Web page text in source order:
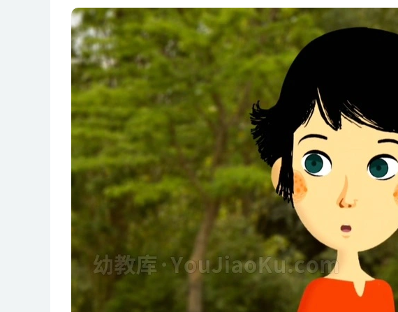
第08集 困境
第09集 美好和美丽
第10集 食物的禁忌
第11集 你是个天才,雨果
第12集 飞碟
第13集 双重意义
第14集 我是老板
第15集 正常
第16集 什么不该说
第17集 想要和需要
第18集 以法律的名义
第19集 不是我的错
第20集 发现错误
第21集 荒谬